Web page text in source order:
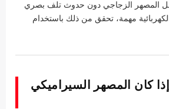
المصهر الزجاجي دون حدوث تلف بصري
مهمة، تحقق من ذلك باستخدام
كان المصهر السيراميكي